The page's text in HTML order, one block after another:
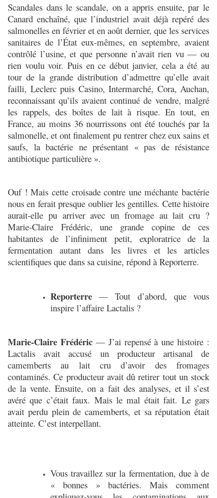
Scandales dans le scandale, on a appris ensuite, par le
Canard enchaîné, que l’industriel avait déjà repéré des
salmonelles en février et en août dernier, que les services
sanitaires de l’État eux-mêmes, en septembre, avaient
contrôlé l’usine, et que personne n’avait rien vu — ou
rien voulu voir. Puis en ce début janvier, cela a été au
tour de la grande distribution d’admettre qu’elle avait
failli, Leclerc puis Casino, Intermarché, Cora, Auchan,
reconnaissant qu’ils avaient continué de vendre, malgré
les rappels, des boîtes de lait à risque. En tout, en
France, au moins 36 nourrissons ont été touchés par la
salmonelle, et ont finalement pu rentrer chez eux sains et
saufs, la bactérie ne présentant « pas de résistance
antibiotique particulière ».
Ouf ! Mais cette croisade contre une méchante bactérie
nous en ferait presque oublier les gentilles. Cette histoire
aurait-elle pu arriver avec un fromage au lait cru ?
Marie-Claire Frédéric, une grande copine de ces
habitantes de l’infiniment petit, exploratrice de la
fermentation autant dans les livres et les articles
scientifiques que dans sa cuisine, répond à Reporterre.
Reporterre — Tout d’abord, que vous
inspire l’affaire Lactalis ?
Marie-Claire Frédéric— J’ai repensé à une histoire :
Lactalis avait accusé un producteur artisanal de
camemberts au lait cru d’avoir des fromages
contaminés. Ce producteur avait dû retirer tout un stock
de la vente. Ensuite, on a fait des analyses, et il s’est
avéré que c’était faux. Mais le mal était fait. Le gars
avait perdu plein de camemberts, et sa réputation était
atteinte. C’est interpellant.
Vous travaillez sur la fermentation, due à de
« bonnes » bactéries. Mais comment